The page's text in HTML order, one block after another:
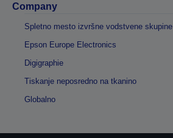
Company
Spletno mesto izvršne vodstvene skupine
Epson Europe Electronics
Digigraphie
Tiskanje neposredno na tkanino
Globalno